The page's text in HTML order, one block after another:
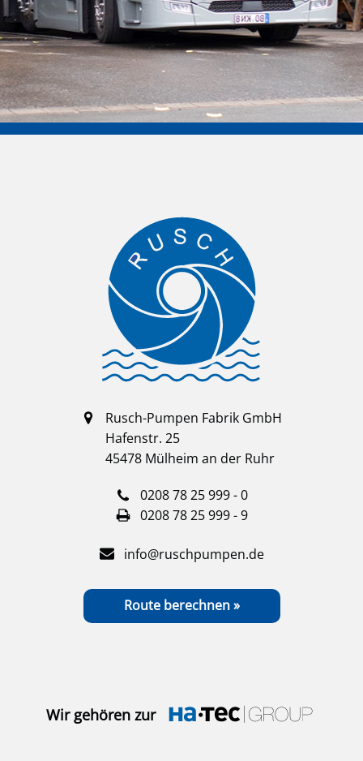
Rusch-Pumpen Fabrik GmbH
Hafenstr. 25
45478 Mülheim an der Ruhr
0208 78 25 999 - 0
0208 78 25 999 - 9
info@ruschpumpen.de
Route berechnen »
Wir gehören zur